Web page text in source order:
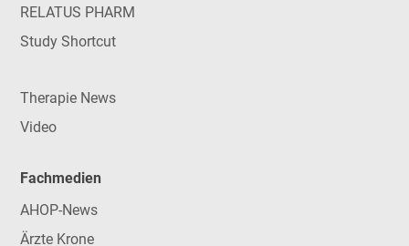
RELATUS PHARM
Study Shortcut
Therapie News
Video
Fachmedien
AHOP-News
Ärzte Krone